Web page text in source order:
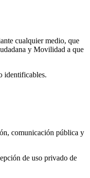
cualquier medio, que
y Movilidad a que
identificables.
comunicación pública y
de uso privado de